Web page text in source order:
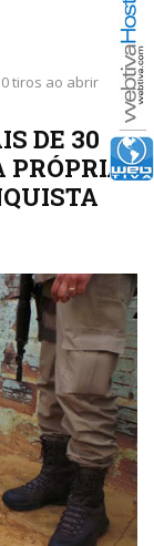
tiros ao abrir
DE 30
PRÓPRIA